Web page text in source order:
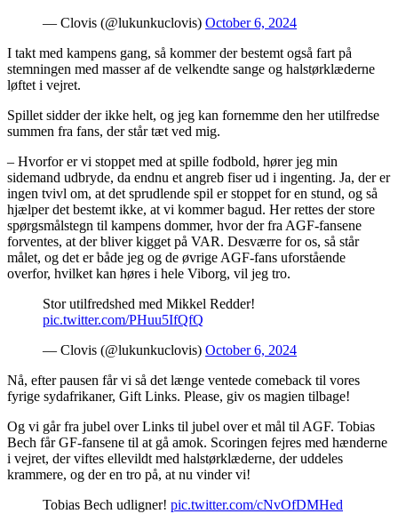
— Clovis (@lukunkuclovis) October 6, 2024
I takt med kampens gang, så kommer der bestemt også fart på
stemningen med masser af de velkendte sange og halstørklæderne
løftet i vejret.
Spillet sidder der ikke helt, og jeg kan fornemme den her utilfredse
summen fra fans, der står tæt ved mig.
– Hvorfor er vi stoppet med at spille fodbold, hører jeg min
sidemand udbryde, da endnu et angreb fiser ud i ingenting. Ja, der er
ingen tvivl om, at det sprudlende spil er stoppet for en stund, og så
hjælper det bestemt ikke, at vi kommer bagud. Her rettes der store
spørgsmålstegn til kampens dommer, hvor der fra AGF-fansene
forventes, at der bliver kigget på VAR. Desværre for os, så står
målet, og det er både jeg og de øvrige AGF-fans uforstående
overfor, hvilket kan høres i hele Viborg, vil jeg tro.
Stor utilfredshed med Mikkel Redder!
pic.twitter.com/PHuu5IfQfQ
— Clovis (@lukunkuclovis) October 6, 2024
Nå, efter pausen får vi så det længe ventede comeback til vores
fyrige sydafrikaner, Gift Links. Please, giv os magien tilbage!
Og vi går fra jubel over Links til jubel over et mål til AGF. Tobias
Bech får GF-fansene til at gå amok. Scoringen fejres med hænderne
i vejret, der viftes ellevildt med halstørklæderne, der uddeles
krammere, og der en tro på, at nu vinder vi!
Tobias Bech udligner! pic.twitter.com/cNvOfDMHed